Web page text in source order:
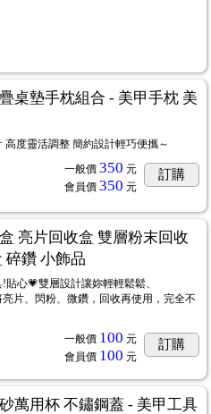
桌墊手枕組合 - 美甲手枕 美
高度靈活調整 簡約設計輕巧便攜～
一般價 350 元
會員價 350 元
訂購
亮片回收盒 雙層粉末回收
碎鑽 小飾品
貼心💗雙層設計讓妳輕輕鬆鬆、
片、閃粉、微鑽，回收再使用，完全不
一般價 100 元
會員價 100 元
訂購
萬用杯 不鏽鋼蓋 - 美甲工具